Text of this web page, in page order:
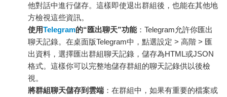
他對話中進行儲存。這樣即使退出群組後，也能在其他地
方檢視這些資訊。
使用Telegram的“匯出聊天”功能：Telegram允許你匯出
聊天記錄。在桌面版Telegram中，點選設定 > 高階 > 匯
出資料，選擇匯出群組聊天記錄，儲存為HTML或JSON
格式。這樣你可以完整地儲存群組的聊天記錄供以後檢
視。
將群組聊天儲存到雲端 ：在群組中，如果有重要的檔案或